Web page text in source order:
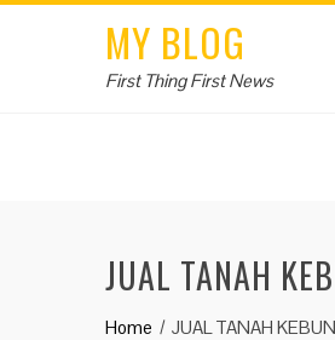
MY BLOG
First Thing First News
JUAL TANAH
Home JUAL TANAH